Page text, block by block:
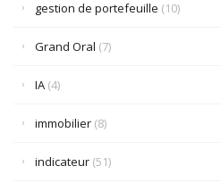
gestion de portefeuille (10)
Grand Oral (7)
IA (4)
immobilier (8)
indicateur (51)